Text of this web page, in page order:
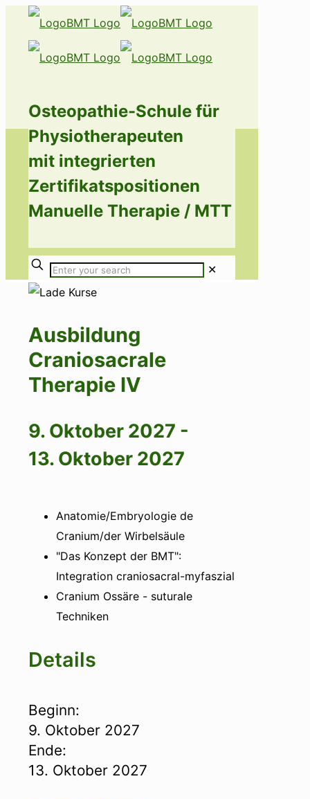
Osteopathie-Schule für
Physiotherapeuten
mit integrierten
Zertifikatspositionen
Manuelle Therapie / MTT
✕
Ausbildung
Craniosacrale
Therapie IV
9. Oktober 2027 -
13. Oktober 2027
Anatomie/Embryologie de
Cranium/der Wirbelsäule
"Das Konzept der BMT":
Integration craniosacral-myfaszial
Cranium Ossäre - suturale
Techniken
Details
Beginn:
9. Oktober 2027
Ende:
13. Oktober 2027